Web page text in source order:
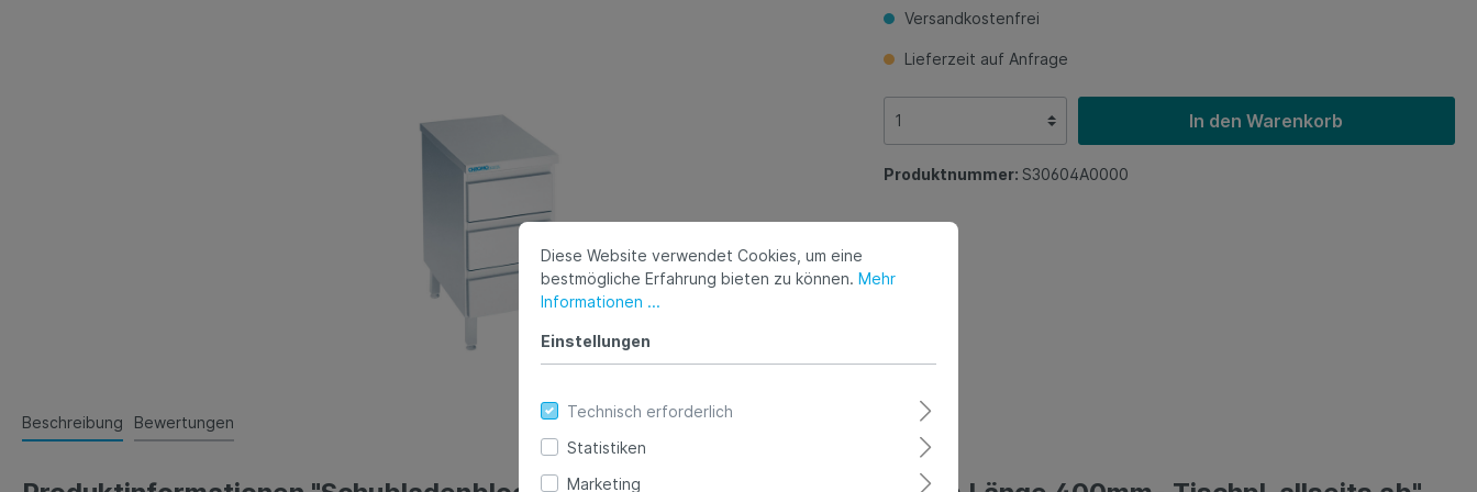
Versandkostenfrei
Lieferzeit auf Anfrage
In den Warenkorb
Produktnummer: S30604A0000
Beschreibung Bewertungen
Diese Website verwendet Cookies, um eine
bestmögliche Erfahrung bieten zu können. Mehr
Informationen ...
Einstellungen
Technisch erforderlich
Statistiken
Marketing